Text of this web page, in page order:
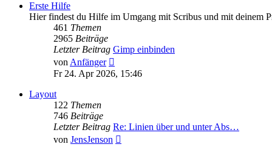
Erste Hilfe
Hier findest du Hilfe im Umgang mit Scribus und mit deinem
461 Themen
2965 Beiträge
Letzter Beitrag Gimp einbinden
von Anfänger
Beitrag
Fr 24. Apr 2026, 15:46
Layout
122 Themen
746 Beiträge
Letzter Beitrag Re: Linien über und unter Abs…
von JensJenson